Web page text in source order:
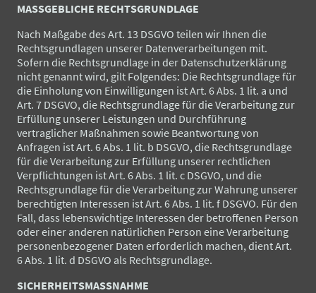
MASSGEBLICHE RECHTSGRUNDLAGE
Nach Maßgabe des Art. 13 DSGVO teilen wir Ihnen die
Rechtsgrundlagen unserer Datenverarbeitungen mit.
Sofern die Rechtsgrundlage in der Datenschutzerklärung
nicht genannt wird, gilt Folgendes: Die Rechtsgrundlage für
die Einholung von Einwilligungen ist Art. 6 Abs. 1 lit. a und
Art. 7 DSGVO, die Rechtsgrundlage für die Verarbeitung zur
Erfüllung unserer Leistungen und Durchführung
vertraglicher Maßnahmen sowie Beantwortung von
Anfragen ist Art. 6 Abs. 1 lit. b DSGVO, die Rechtsgrundlage
für die Verarbeitung zur Erfüllung unserer rechtlichen
Verpflichtungen ist Art. 6 Abs. 1 lit. c DSGVO, und die
Rechtsgrundlage für die Verarbeitung zur Wahrung unserer
berechtigten Interessen ist Art. 6 Abs. 1 lit. f DSGVO. Für den
Fall, dass lebenswichtige Interessen der betroffenen Person
oder einer anderen natürlichen Person eine Verarbeitung
personenbezogener Daten erforderlich machen, dient Art.
6 Abs. 1 lit. d DSGVO als Rechtsgrundlage.
SICHERHEITSMASSNAHME